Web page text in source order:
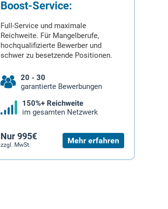
Boost-Service:
Full-Service und maximale
Reichweite. Für Mangelberufe,
hochqualifizierte Bewerber und
schwer zu besetzende Positionen.
20 - 30
garantierte Bewerbungen
150%+ Reichweite
im gesamten Netzwerk
Nur 995€
zzgl. MwSt. Mehr erfahren